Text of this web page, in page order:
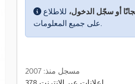
أو سجّل الدخول، للاطلاع
على جميع المعلومات.
مسجل منذ: 2007